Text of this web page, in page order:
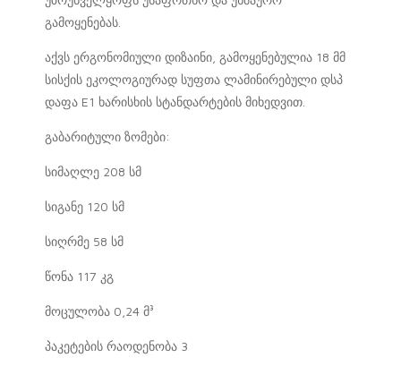
გამოყენებას.
აქვს ერგონომიული დიზაინი, გამოყენებულია 18 მმ
სისქის ეკოლოგიურად სუფთა ლამინირებული დსპ
დაფა E1 ხარისხის სტანდარტების მიხედვით.
გაბარიტული ზომები:
სიმაღლე 208 სმ
სიგანე 120 სმ
სიღრმე 58 სმ
წონა 117 კგ
მოცულობა 0,24 მ³
პაკეტების რაოდენობა 3